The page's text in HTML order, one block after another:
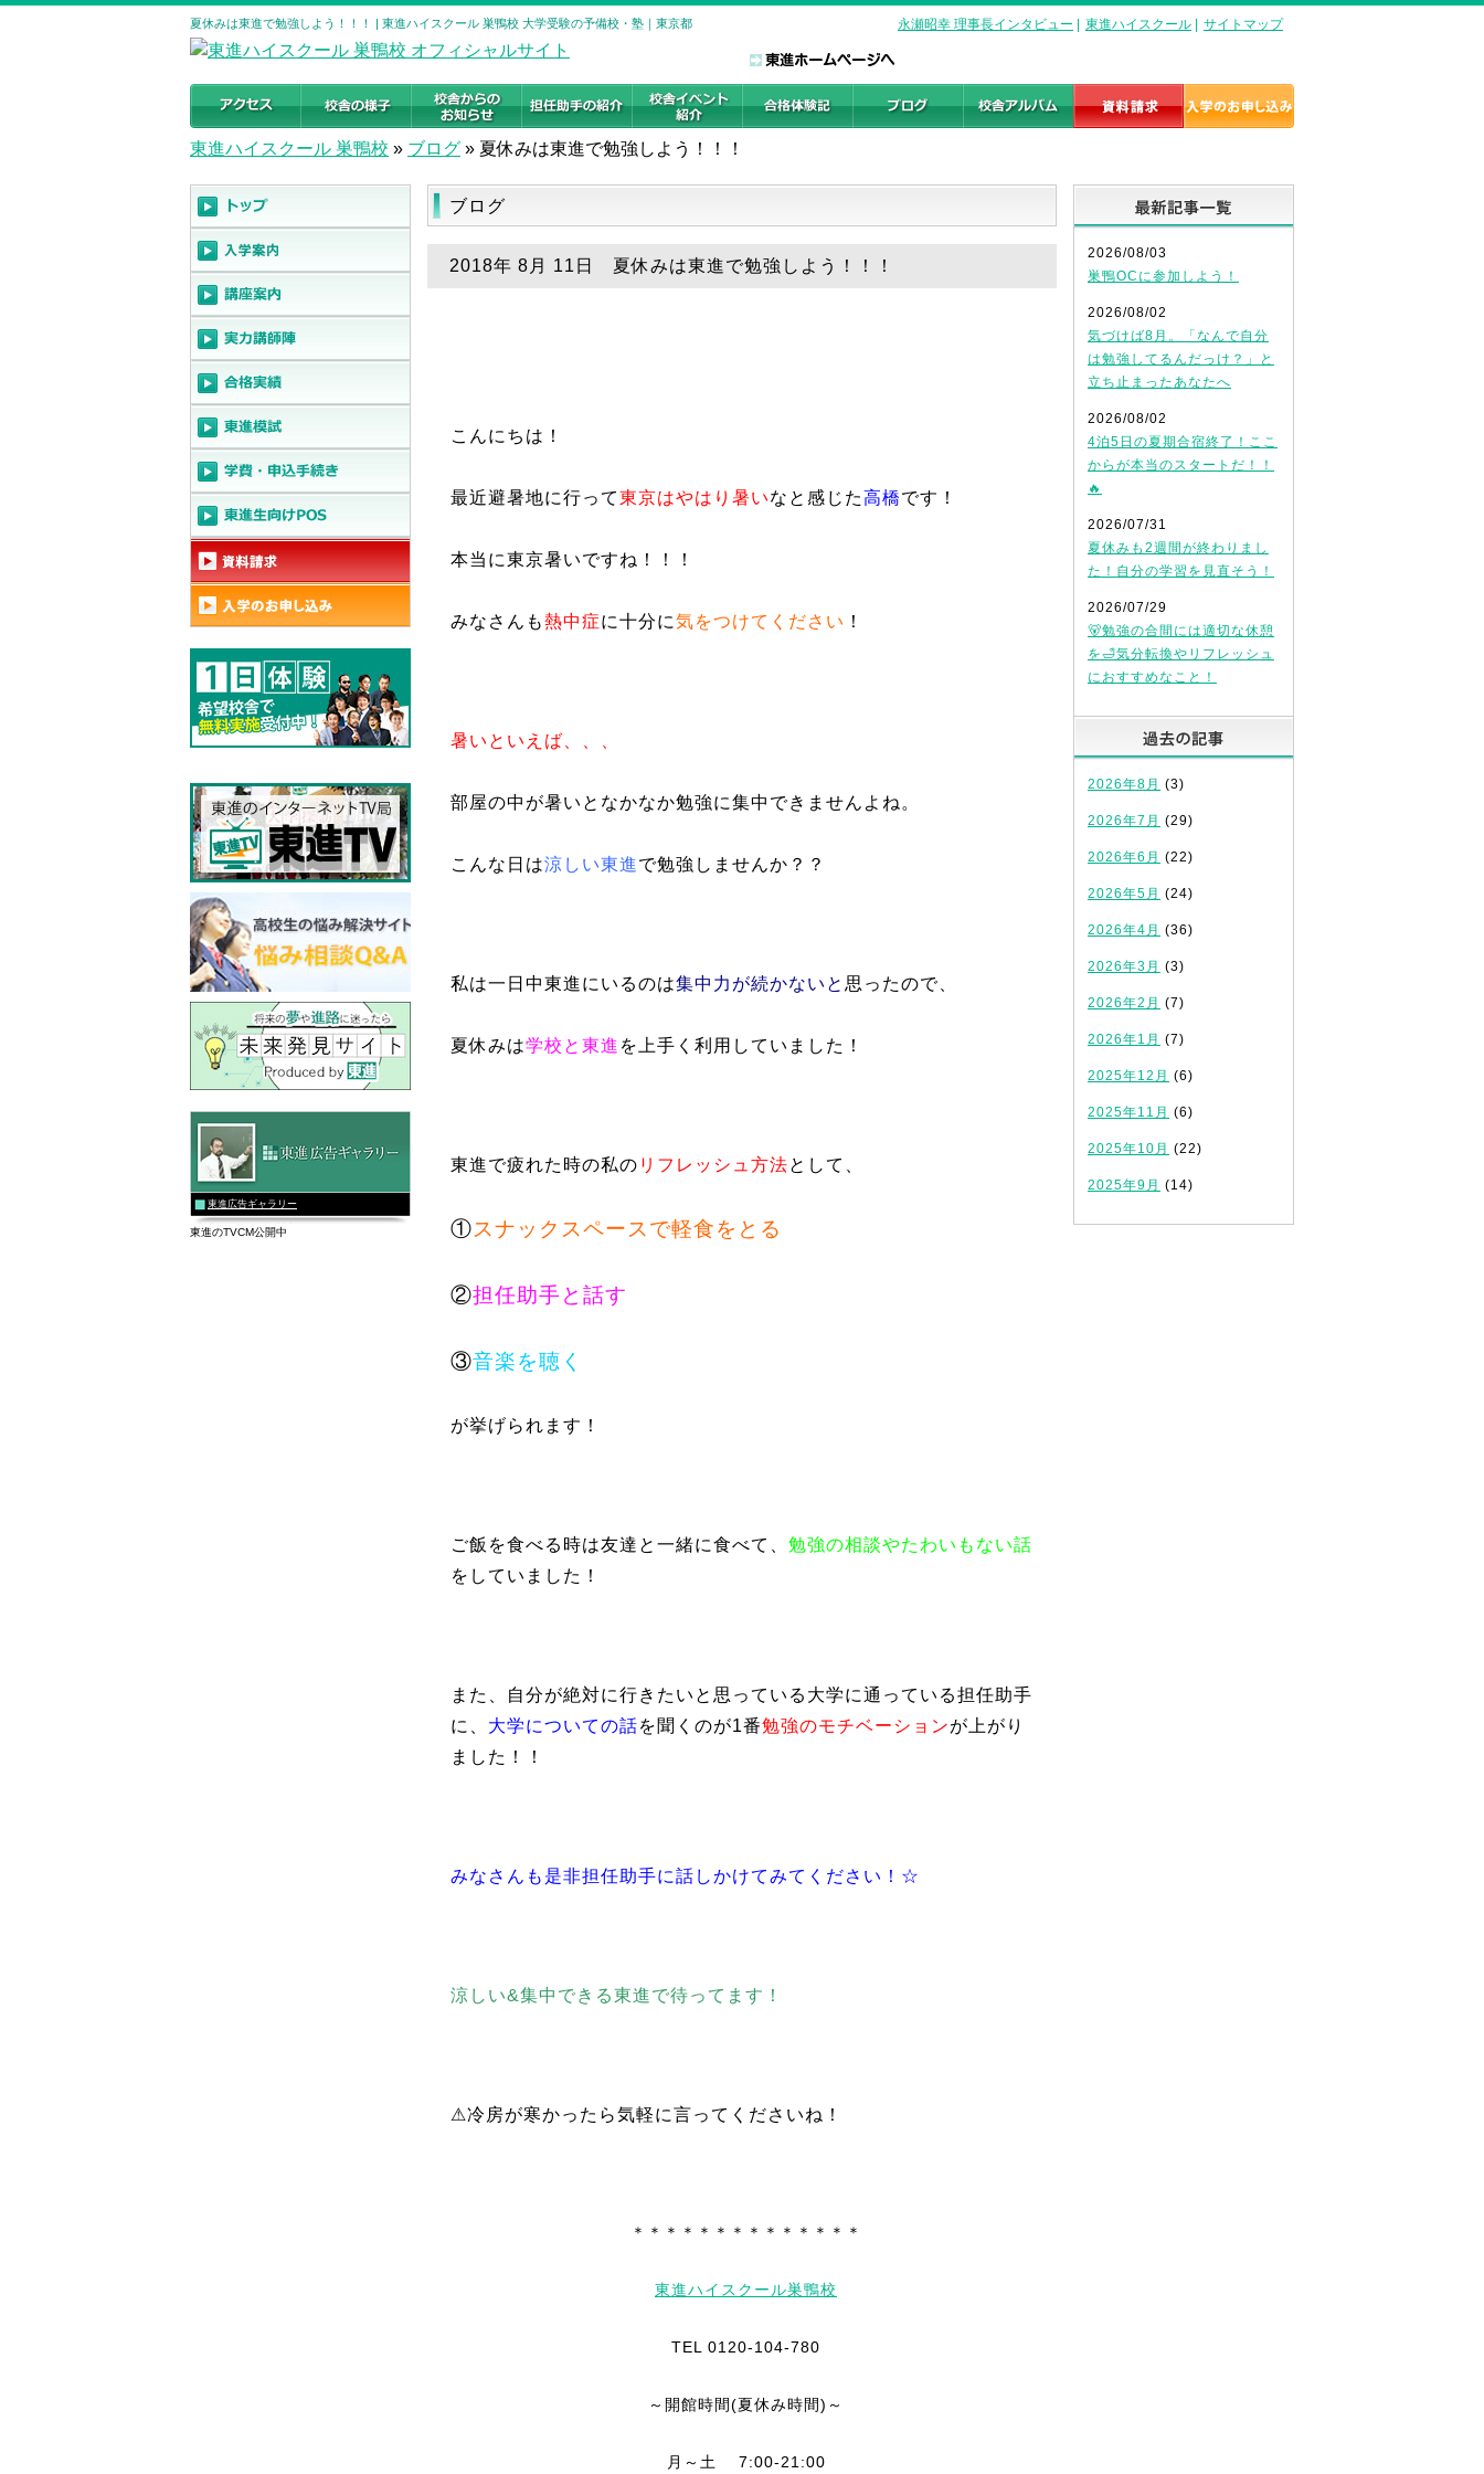
夏休みは東進で勉強しよう！！！ | 東進ハイスクール 巣鴨校 大学受験の予備校・塾｜東京都 永瀬昭幸 理事長インタビュー 東進ハイスクール サイトマップ
東進ハイスクール 巣鴨校 » ブログ » 夏休みは東進で勉強しよう！！！
ブログ
2018年 8月 11日 夏休みは東進で勉強しよう！！！
こんにちは！
最近避暑地に行って東京はやはり暑いなと感じた高橋です！
本当に東京暑いですね！！！
みなさんも熱中症に十分に気をつけてください ！
暑いといえば、、、
部屋の中が暑いとなかなか勉強に集中できませんよね。
こんな日は涼しい東進で勉強しませんか？？
私は一日中東進にいるのは集中力が続かないと 思ったので、
夏休みは学校と東進 を上手く利用していました！
東進で疲れた時の私の リフレッシュ方法として、
①スナックスペースで軽食をとる
②担任助手と話す
③音楽を聴く
が挙げられます！
ご飯を食べる時は友達と一緒に食べて、 勉強の相談やたわいもない話
をしていました！
また、自分が絶対に行きたいと思っている大学に通っている担任助手
に、 大学についての話を聞くのが1番勉強のモチベーションが上がり
ました！！
みなさんも是非担任助手に話しかけてみてください！☆
涼しい&集中できる東進で待ってます！
⚠︎冷房が寒かったら気軽に言ってくださいね！
＊＊＊＊＊＊＊＊＊＊＊＊＊＊
東進ハイスクール巣鴨校
TEL 0120-104-780
～開館時間(夏休み時間)～
月～土 7:00-21:00
2026/08/03
巣鴨OCに参加しよう！
2026/08/02
気づけば8月。「なんで自分
は勉強してるんだっけ？」と
立ち止まったあなたへ
2026/08/02
4泊5日の夏期合宿終了！ここ
からが本当のスタートだ！！
🔥
2026/07/31
夏休みも2週間が終わりまし
た！自分の学習を見直そう！
2026/07/29
🐻勉強の合間には適切な休憩
を🛁気分転換やリフレッシュ
におすすめなこと！
2026年8月 (3)
2026年7月 (29)
2026年6月 (22)
2026年5月 (24)
2026年4月 (36)
2026年3月 (3)
2026年2月 (7)
2026年1月 (7)
2025年12月 (6)
2025年11月 (6)
2025年10月 (22)
2025年9月 (14)
東進広告ギャラリー
東進のTVCM公開中